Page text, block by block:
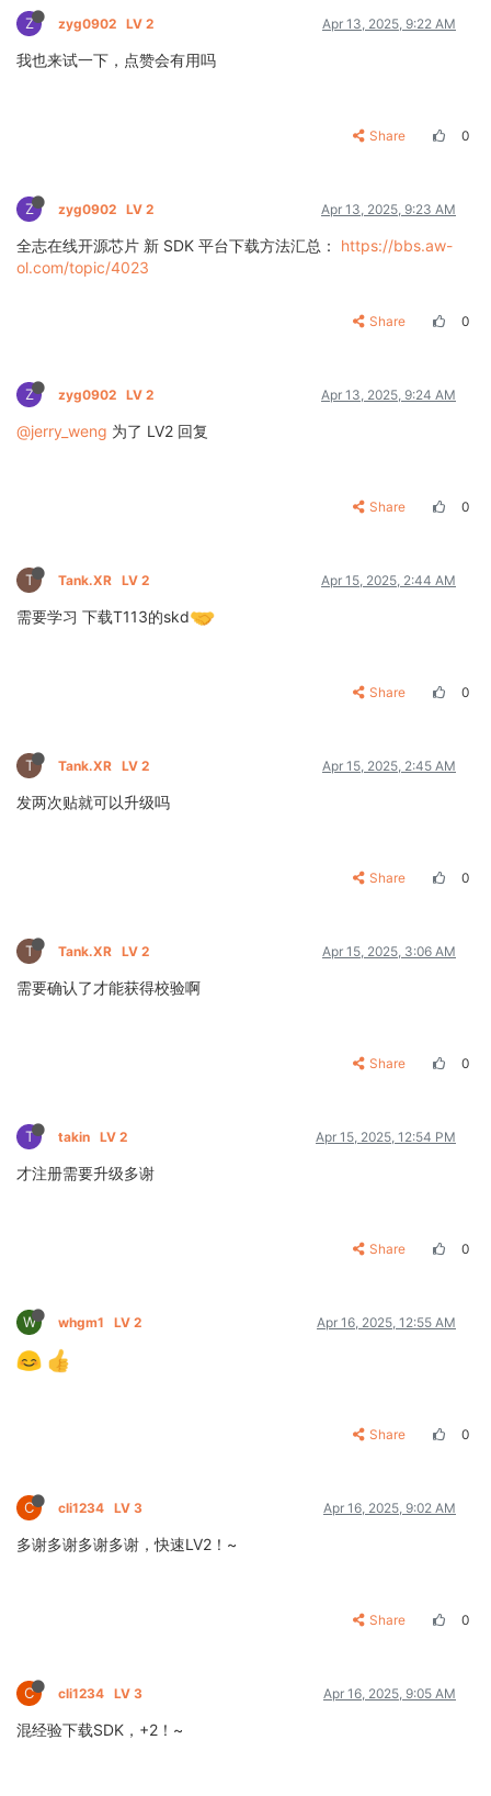
Z zyg0902 LV 2 Apr 13, 2025, 9:22 AM
我也来试一下，点赞会有用吗
Share 0
Z zyg0902 LV 2 Apr 13, 2025, 9:23 AM
全志在线开源芯片 新 SDK 平台下载方法汇总： https://bbs.aw-
ol.com/topic/4023
Share 0
Z zyg0902 LV 2 Apr 13, 2025, 9:24 AM
@jerry_weng 为了 LV2 回复
Share 0
T Tank.XR LV 2 Apr 15, 2025, 2:44 AM
需要学习 下载T113的skd
Share 0
T Tank.XR LV 2 Apr 15, 2025, 2:45 AM
发两次贴就可以升级吗
Share 0
T Tank.XR LV 2 Apr 15, 2025, 3:06 AM
需要确认了才能获得校验啊
Share 0
T takin LV 2 Apr 15, 2025, 12:54 PM
才注册需要升级多谢
Share 0
W whgm1 LV 2 Apr 16, 2025, 12:55 AM
Share 0
C cli1234 LV 3 Apr 16, 2025, 9:02 AM
多谢多谢多谢多谢，快速LV2！~
Share 0
C cli1234 LV 3 Apr 16, 2025, 9:05 AM
混经验下载SDK，+2！~